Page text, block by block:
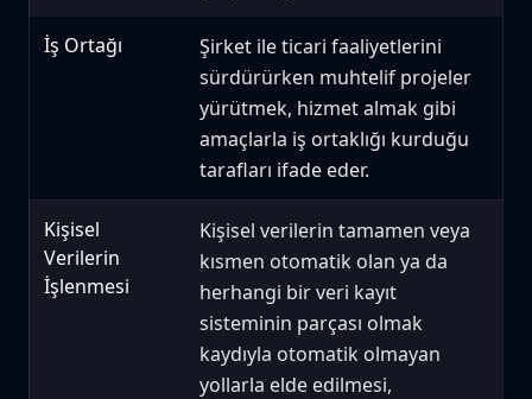
İş Ortağı
Şirket ile ticari faaliyetlerini
sürdürürken muhtelif projeler
yürütmek, hizmet almak gibi
amaçlarla iş ortaklığı kurduğu
tarafları ifade eder.
Kişisel
Verilerin
İşlenmesi
Kişisel verilerin tamamen veya
kısmen otomatik olan ya da
herhangi bir veri kayıt
sisteminin parçası olmak
kaydıyla otomatik olmayan
yollarla elde edilmesi,